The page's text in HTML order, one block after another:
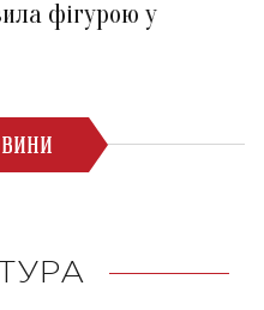
фігурою у